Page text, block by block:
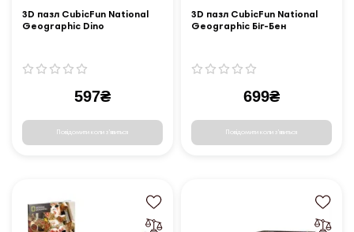
3D пазл CubicFun National
Geographic Dino
597₴
Повідомити коли з'явиться
3D пазл CubicFun National
Geographic Біг-Бен
699₴
Повідомити коли з'явиться